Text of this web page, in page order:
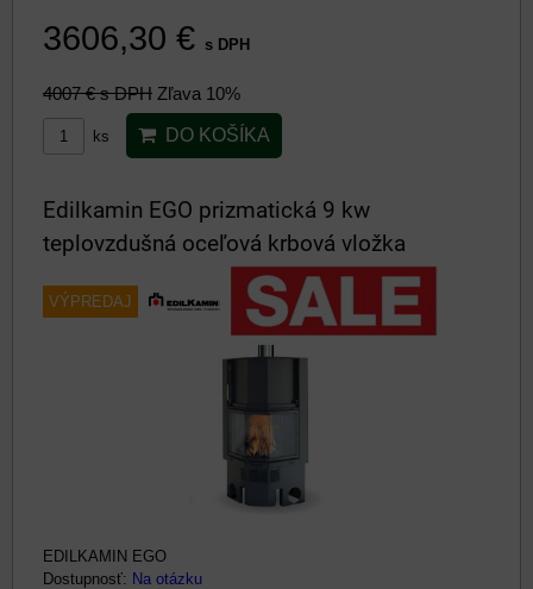
3606,30 € s DPH
4007 €s DPH Zľava 10%
ks DO KOŠÍKA
Edilkamin EGO prizmatická 9 kw
teplovzdušná oceľová krbová vložka
VÝPREDAJ
EDILKAMIN EGO
Dostupnosť: Na otázku